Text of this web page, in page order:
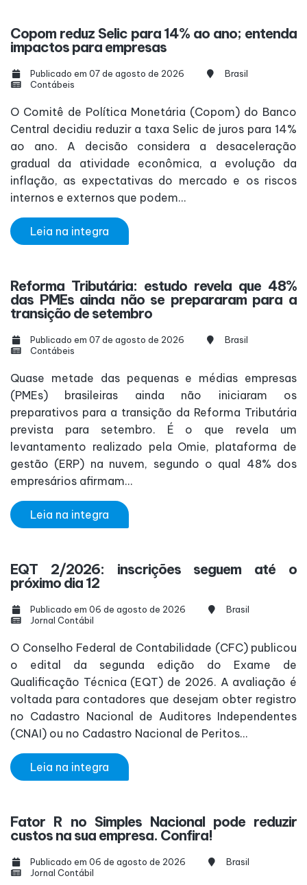
Copom reduz Selic para 14% ao ano; entenda
impactos para empresas
Publicado em 07 de agosto de 2026
Brasil
Contábeis
O Comitê de Política Monetária (Copom) do Banco
Central decidiu reduzir a taxa Selic de juros para 14%
ao ano. A decisão considera a desaceleração
gradual da atividade econômica, a evolução da
inflação, as expectativas do mercado e os riscos
internos e externos que podem...
Leia na integra
Reforma Tributária: estudo revela que 48%
das PMEs ainda não se prepararam para a
transição de setembro
Publicado em 07 de agosto de 2026
Brasil
Contábeis
Quase metade das pequenas e médias empresas
(PMEs) brasileiras ainda não iniciaram os
preparativos para a transição da Reforma Tributária
prevista para setembro. É o que revela um
levantamento realizado pela Omie, plataforma de
gestão (ERP) na nuvem, segundo o qual 48% dos
empresários afirmam...
Leia na integra
EQT 2/2026: inscrições seguem até o
próximo dia 12
Publicado em 06 de agosto de 2026
Brasil
Jornal Contábil
O Conselho Federal de Contabilidade (CFC) publicou
o edital da segunda edição do Exame de
Qualificação Técnica (EQT) de 2026. A avaliação é
voltada para contadores que desejam obter registro
no Cadastro Nacional de Auditores Independentes
(CNAI) ou no Cadastro Nacional de Peritos...
Leia na integra
Fator R no Simples Nacional pode reduzir
custos na sua empresa. Confira!
Publicado em 06 de agosto de 2026
Brasil
Jornal Contábil